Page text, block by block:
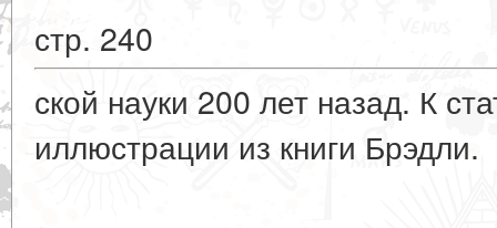
стр. 240
ской науки 200 лет назад. К
иллюстрации из книги Брэдли.